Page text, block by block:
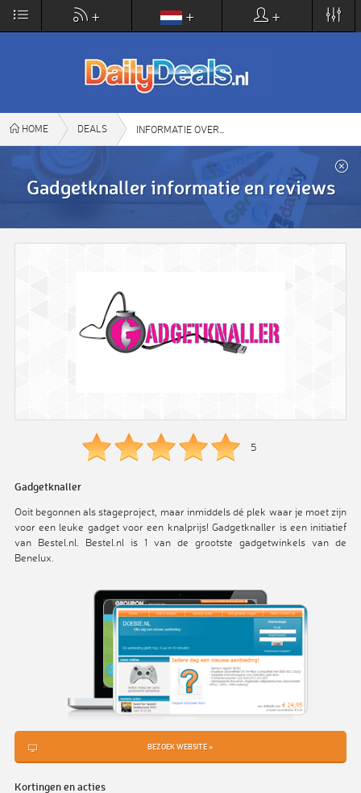
×
DailyDeals.nl
www.dailydeals.nl
VIEW
+ + +
HOME DEALS INFORMATIE OVER
Gadgetknaller informatie en reviews
5
Gadgetknaller
Ooit begonnen als stageproject, maar inmiddels dé plek waar je moet zijn
voor een leuke gadget voor een knalprijs! Gadgetknaller is een initiatief
van Bestel.nl. Bestel.nl is 1 van de grootste gadgetwinkels van de
Benelux.
BEZOEK WEBSITE »
Kortingen en acties